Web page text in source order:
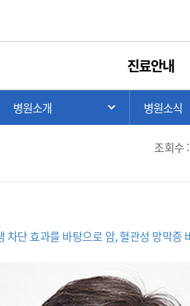
진료안내
HOME
병원소개 주 메뉴 목록 열
병원소식
암의 성장/전이를
조회수
차단 효과를 바탕으로 암, 혈관성 망막증